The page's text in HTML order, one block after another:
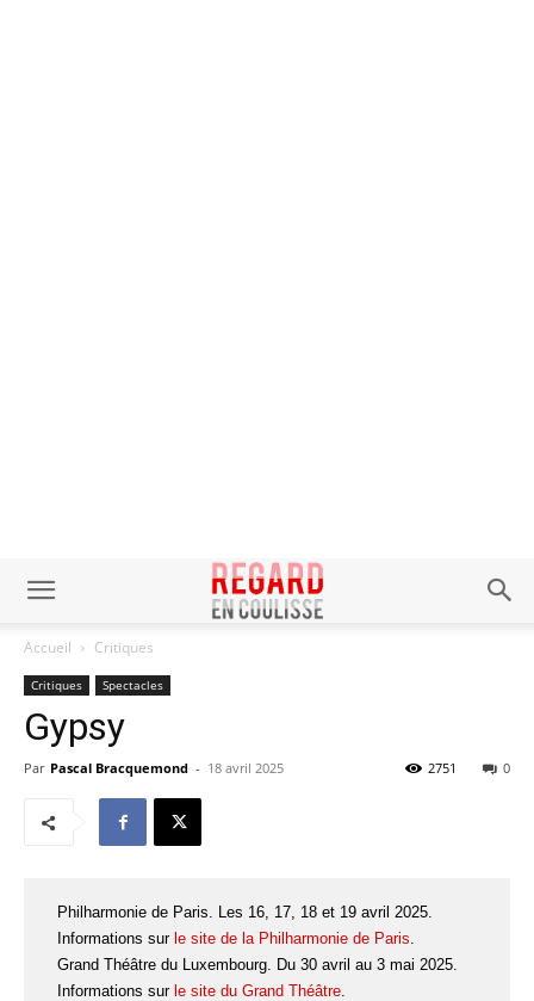
Accueil Critiques
Critiques Spectacles
Gypsy
Par Pascal Bracquemond - 18 avril 2025 0
2751
Philharmonie de Paris. Les 16, 17, 18 et 19 avril 2025.
Informations sur le site de la Philharmonie de Paris.
Grand Théâtre du Luxembourg. Du 30 avril au 3 mai 2025.
Informations sur le site du Grand Théâtre.